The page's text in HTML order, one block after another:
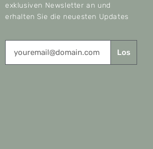
exklusiven Newsletter an und
erhalten Sie die neuesten Updates
Los